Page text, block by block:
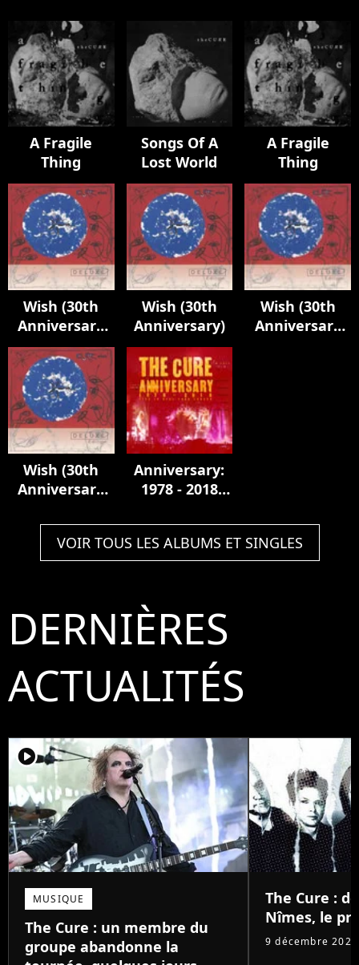
A Fragile
Thing
Songs Of A
Lost World
A Fragile
Thing
Wish (30th
Anniversary
Edition)
Wish (30th
Anniversary)
Wish (30th
Anniversary
Wish (30th
Anniversary
Anniversary:
1978 - 2018
Park London
VOIR TOUS LES ALBUMS ET SINGLES
DERNIÈRES
ACTUALITÉS
player2
MUSIQUE
The Cure : un membre du
groupe abandonne la
The Cure :
Nîmes, le
9 décembre 2025